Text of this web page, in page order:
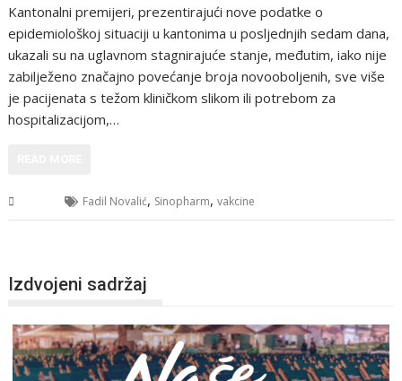
Kantonalni premijeri, prezentirajući nove podatke o
epidemiološkoj situaciji u kantonima u posljednjih sedam dana,
ukazali su na uglavnom stagnirajuće stanje, međutim, iako nije
zabilježeno značajno povećanje broja novooboljenih, sve više
je pacijenata s težom kliničkom slikom ili potrebom za
hospitalizacijom,…
Fadil Novalić, Sinopharm,vakcine
Izdvojeni sadržaj